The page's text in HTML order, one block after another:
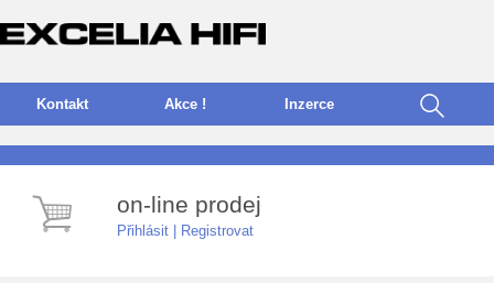
Kontakt Akce ! nzerce
on-line prodej
Přihlásit Registrovat